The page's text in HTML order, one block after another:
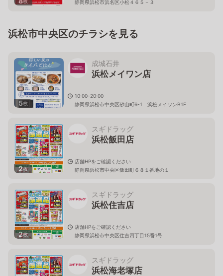
静岡県浜松市浜名区小松４６５－３
浜松市中央区のチラシを見る
5枚
成城石井
浜松メイワン店
10:00-20:00
静岡県浜松市中央区砂山町6-1 浜松メイワンB1F
2枚
スギドラッグ
浜松飯田店
店舗HPをご確認ください
静岡県浜松市中央区飯田町６８１番地の１
2枚
スギドラッグ
浜松住吉店
店舗HPをご確認ください
静岡県浜松市中央区住吉四丁目15番1号
スギドラッグ
浜松海老塚店